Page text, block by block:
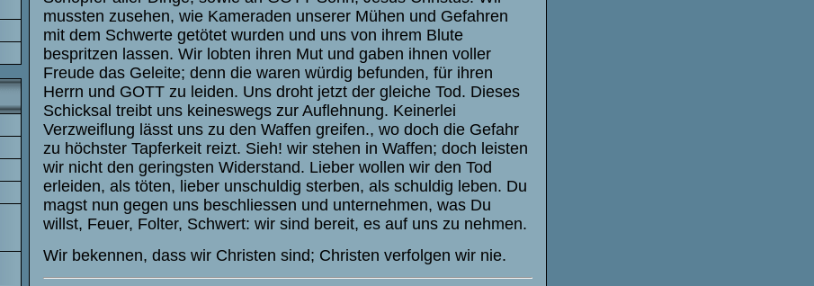
mussten zusehen, wie Kameraden unserer Mühen und Gefahren
mit dem Schwerte getötet wurden und uns von ihrem Blute
bespritzen lassen. Wir lobten ihren Mut und gaben ihnen voller
Freude das Geleite; denn die waren würdig befunden, für ihren
Herrn und GOTT zu leiden. Uns droht jetzt der gleiche Tod. Dieses
Schicksal treibt uns keineswegs zur Auflehnung. Keinerlei
Verzweiflung lässt uns zu den Waffen greifen., wo doch die Gefahr
zu höchster Tapferkeit reizt. Sieh! wir stehen in Waffen; doch leisten
wir nicht den geringsten Widerstand. Lieber wollen wir den Tod
erleiden, als töten, lieber unschuldig sterben, als schuldig leben. Du
magst nun gegen uns beschliessen und unternehmen, was Du
willst, Feuer, Folter, Schwert: wir sind bereit, es auf uns zu nehmen.
Wir bekennen, dass wir Christen sind; Christen verfolgen wir nie.